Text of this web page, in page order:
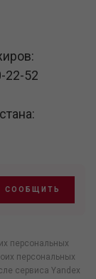
22-52
СООБЩИТЬ
персональных
персональных
сервиса Yandex